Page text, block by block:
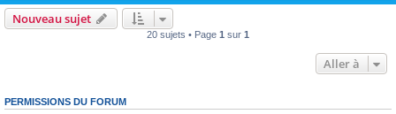
Nouveau sujet
20 sujets • Page 1 sur 1
Aller à
PERMISSIONS DU FORUM